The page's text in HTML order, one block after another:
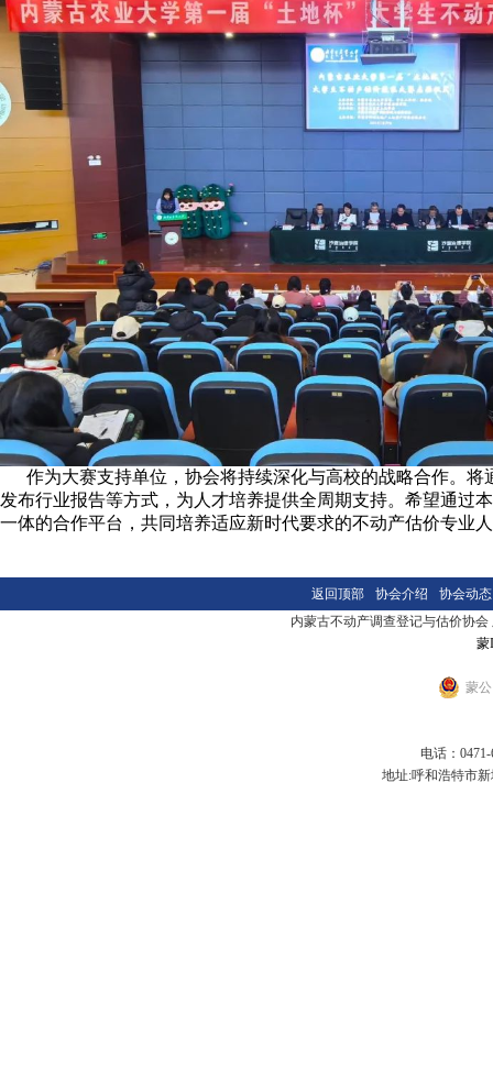
作为大赛支持单位，协会将持续深化与高校的战略合作。将
发布行业报告等方式，为人才培养提供全周期支持。希望通过
一体的合作平台，共同培养适应新时代要求的不动产估价专业
返回顶部 协会介绍
协会动态
内蒙古不动产调查登记与估价协
蒙
蒙公
电话：
地址:呼和浩特市